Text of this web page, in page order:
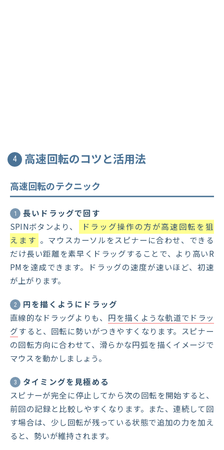
4 高速回転のコツと活用法
高速回転のテクニック
1
長いドラッグで回す
SPINボタンより、
ドラッグ操作の方が高速回転を狙
えます 。マウスカーソルをスピナーに合わせ、できる
だけ長い距離を素早くドラッグすることで、より高いR
PMを達成できます。ドラッグの速度が速いほど、初速
が上がります。
2
円を描くようにドラッグ
直線的なドラッグよりも、 円を描くような軌道でドラッ
グすると、回転に勢いがつきやすくなります。スピナー
の回転方向に合わせて、滑らかな円弧を描くイメージで
マウスを動かしましょう。
3
タイミングを見極める
スピナーが完全に停止してから次の回転を開始すると、
前回の記録と比較しやすくなります。また、連続して回
す場合は、少し回転が残っている状態で追加の力を加え
ると、勢いが維持されます。